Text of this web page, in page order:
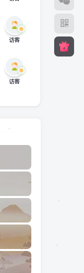
访客
访客